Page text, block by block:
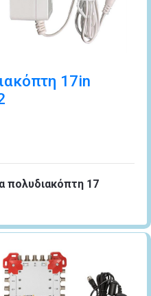
17in
πολυδιακόπτη 17